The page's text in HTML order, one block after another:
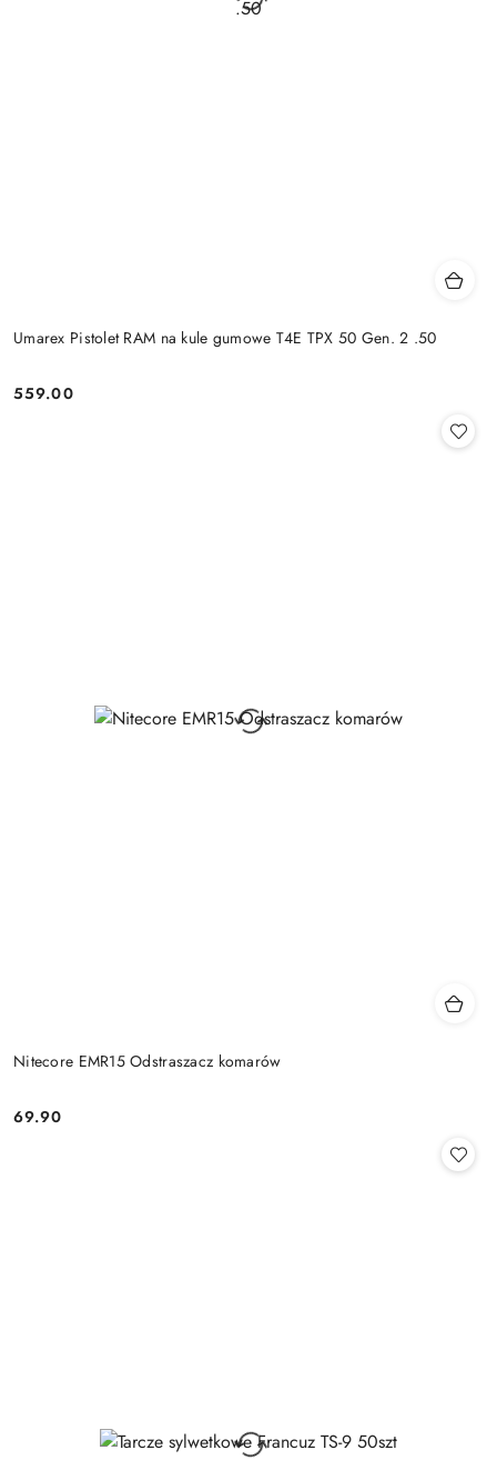
Umarex Pistolet RAM na kule gumowe T4E TPX 50 Gen. 2 .50
Cena:
559.00
Nitecore EMR15 Odstraszacz komarów
Cena:
69.90